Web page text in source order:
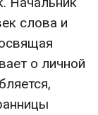
слова и
о личной